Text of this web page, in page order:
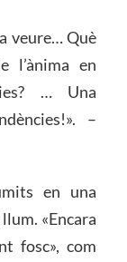
veure… Què
l’ànima en
… Una
–
en una
«Encara
fosc», com